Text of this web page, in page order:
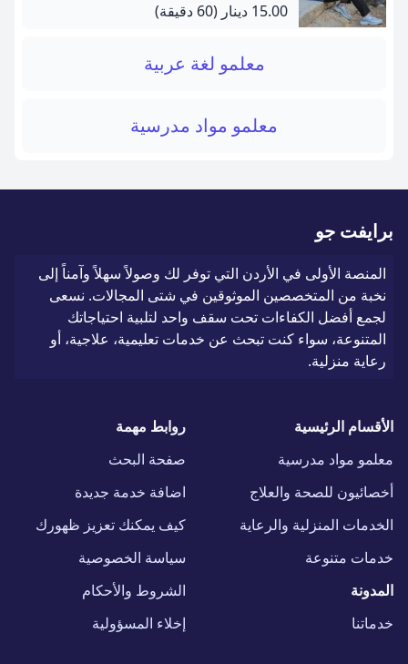
15.00 دينار
(60 دقيقة)
معلمو لغة عربية
معلمو مواد مدرسية
برايفت جو
المنصة الأولى في الأردن التي توفر لك وصولاً سهلاً وآمناً إلى
نخبة من المتخصصين الموثوقين في شتى المجالات. نسعى
لجمع أفضل الكفاءات تحت سقف واحد لتلبية احتياجاتك
المتنوعة، سواء كنت تبحث عن خدمات تعليمية، علاجية، أو
رعاية منزلية.
الأقسام الرئيسية
معلمو مواد مدرسية
أخصائيون للصحة والعلاج
الخدمات المنزلية والرعاية
خدمات متنوعة
المدونة
خدماتنا
روابط مهمة
صفحة البحث
اضافة خدمة جديدة
كيف يمكنك تعزيز ظهورك
سياسة الخصوصية
الشروط والأحكام
إخلاء المسؤولية